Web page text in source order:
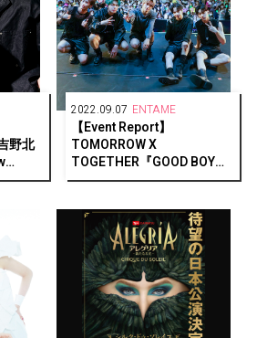
野北
2022.09.07 ENTAME
【Event Report】
TOMORROW X
TOGETHER『GOOD BOY
GONE BAD』発売記念ショ
りの来日にMOA歓喜！